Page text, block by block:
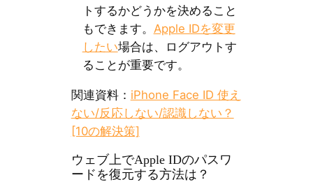
トするかどうかを決めること
もできます。 Apple IDを変更
したい場合は、ログアウトす
ることが重要です。
関連資料： iPhone Face ID 使え
ない/反応しない/認識しない？
[10の解決策]
ウェブ上でApple IDのパスワ
ードを復元する方法は？